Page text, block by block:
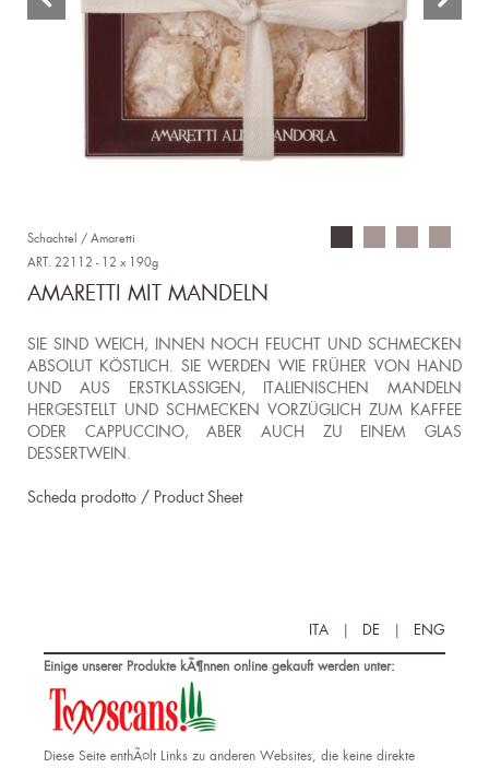
Schachtel / Amaretti
ART. 22112 - 12 x 190g
AMARETTI MIT MANDELN
SIE SIND WEICH, INNEN NOCH FEUCHT UND SCHMECKEN
ABSOLUT KÖSTLICH. SIE WERDEN WIE FRÜHER VON HAND
UND AUS ERSTKLASSIGEN, ITALIENISCHEN MANDELN
HERGESTELLT UND SCHMECKEN VORZÜGLICH ZUM KAFFEE
ODER CAPPUCCINO, ABER AUCH ZU EINEM GLAS
DESSERTWEIN.
Scheda prodotto / Product Sheet
ITA | DE | ENG
Einige unserer Produkte kÃ¶nnen online gekauft werden unter:
Diese Seite enthÃ¤lt Links zu anderen Websites, die keine direkte